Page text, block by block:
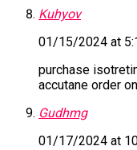
Kuhyov
01/15/2024 at
purchase
accutane order
Gudhmg
01/17/2024 at